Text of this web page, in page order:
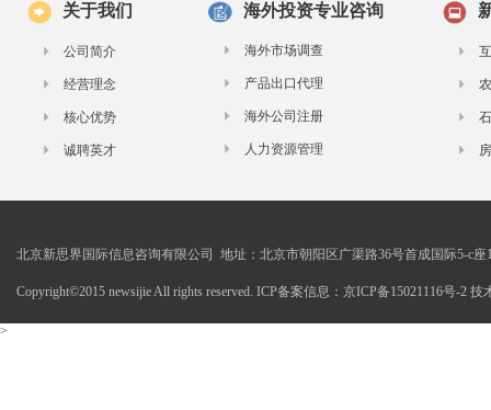
关于我们
公司简介
经营理念
核心优势
诚聘英才
海外投资专业咨询
海外市场调查
产品出口代理
海外公司注册
人力资源管理
北京新思界国际信息咨询有限公司 地址：北京市朝阳区广渠路36号首成国际5-c座
Copyright©2015 newsijie All rights reserved. ICP备案信息：京ICP备15021116号-2 技
>